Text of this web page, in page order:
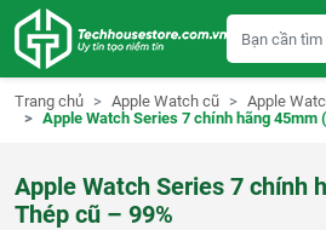
Trang chủ Apple Watch cũ
Apple
Apple Watch Series 7 chính hãng 45mm
Apple Watch Series 7 chính
Thép cũ – 99%